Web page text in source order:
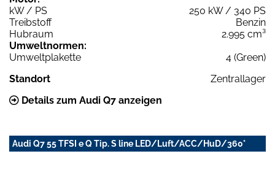
kW / PS
250 kW / 340 PS
Treibstoff
Benzin
Hubraum
2.995 cm³
Umweltnormen:
Umweltplakette
4 (Green)
Standort
Zentrallager
Details zum Audi Q7 anzeigen
Audi Q7 55 TFSI e Q Tip. S line LED/Luft/ACC/HuD/360°